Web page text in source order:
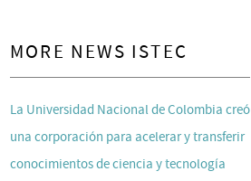
MORE NEWS ISTEC
La Universidad Nacional de Colombia creó
una corporación para acelerar y transferir
conocimientos de ciencia y tecnología